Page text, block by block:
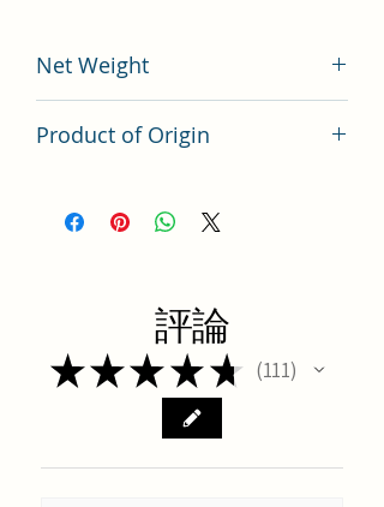
Net Weight
Product of Origin
評論
★★★★★ 111
111